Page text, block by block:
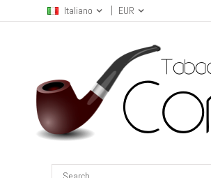
Italiano EUR